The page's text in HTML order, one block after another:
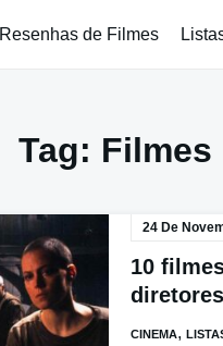
Resenhas de Filmes
Tag: Filmes
24 De
10
CINEMA,